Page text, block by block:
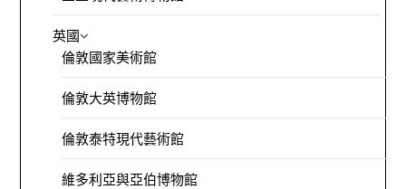
英國
倫敦國家美術館
倫敦大英博物館
倫敦泰特現代藝術館
維多利亞與亞伯博物館